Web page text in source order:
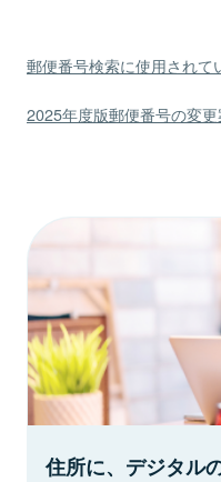
郵便番号検索に使用されて
2025年度版郵便番号の変更
住所に、デジタル